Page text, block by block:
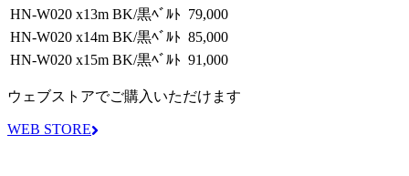
HN-W020 x13m BK/黒ﾍﾞﾙﾄ 79,000
HN-W020 x14m BK/黒ﾍﾞﾙﾄ 85,000
HN-W020 x15m BK/黒ﾍﾞﾙﾄ 91,000
ウェブストアでご購入いただけます
WEB STORE